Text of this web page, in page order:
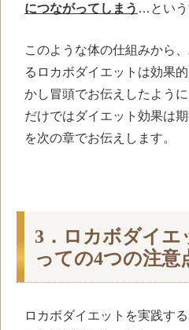
につながってしまう …という
このような体の仕組みから
るロカボダイエットは効果
かし冒頭でお伝えしたよう
だけではダイエット効果は
を次の章でお伝えします。
3．ロカボダイエ
っての4つの注意
ロカボダイエットを実践す